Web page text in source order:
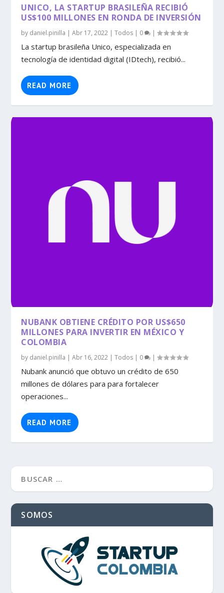
UNICO, LA STARTUP BRASILEÑA RECIBIÓ
US$100 MILLONES EN RONDA DE INVERSIÓN
by daniel.pinilla |Abr 17, 2022 |Todos | 0 |
La startup brasileña Unico, especializada en
tecnología de identidad digital (IDtech), recibió...
READ MORE
NUBANK OBTIENE CRÉDITO POR US$650
MILLONES PARA INVERTIR EN MÉXICO Y
COLOMBIA
by daniel.pinilla |Abr 16, 2022 |Todos | 0 |
Nubank anunció que obtuvo un crédito de 650
millones de dólares para para fortalecer
operaciones...
READ MORE
SOMOS